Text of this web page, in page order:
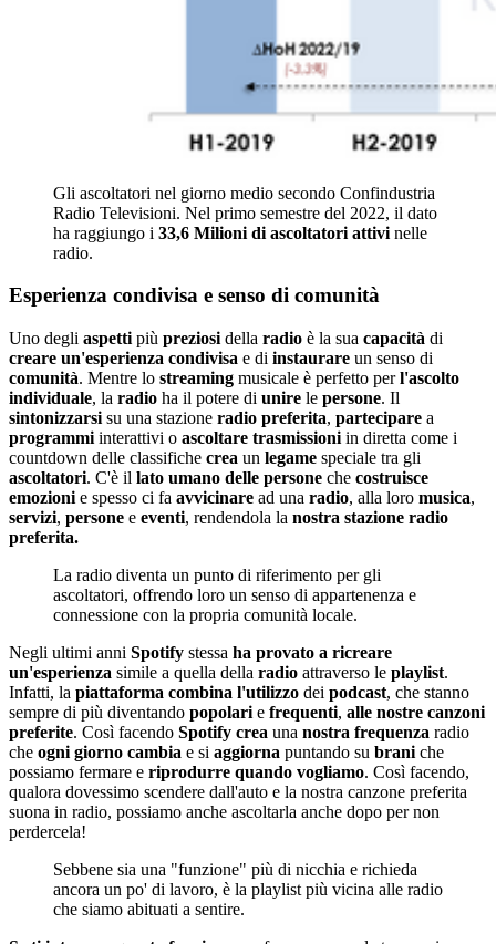
Gli ascoltatori nel giorno medio secondo Confindustria
Radio Televisioni. Nel primo semestre del 2022, il dato
ha raggiungo i 33,6 Milioni di ascoltatori attivi nelle
radio.
Esperienza condivisa e senso di comunità
Uno degli aspetti più preziosi della radio è la sua capacità di
creare un'esperienza condivisa e di instaurare un senso di
comunità. Mentre lo streaming musicale è perfetto perl'ascolto
individuale, la radio ha il potere di unire le persone. Il
sintonizzarsi su una stazione radio preferita, partecipare a
programmi interattivi o ascoltare trasmissioni in diretta come i
countdown delle classifiche crea un legame speciale tra gli
ascoltatori. C'è il lato umano delle persone che costruisce
emozioni e spesso ci fa avvicinare ad una radio, alla loro musica,
servizi, persone e eventi, rendendola la nostra stazione radio
preferita.
La radio diventa un punto di riferimento per gli
ascoltatori, offrendo loro un senso di appartenenza e
connessione con la propria comunità locale.
Negli ultimi anni Spotify stessa ha provato a ricreare
un'esperienza simile a quella della radio attraverso le playlist.
Infatti, la piattaforma combina l'utilizzo dei podcast, che stanno
sempre di più diventando popolari e frequenti, alle nostre canzoni
preferite. Così facendo Spotify crea una nostra frequenza radio
che ogni giorno cambia e si aggiorna puntando su brani che
possiamo fermare e riprodurre quando vogliamo. Così facendo,
qualora dovessimo scendere dall'auto e la nostra canzone preferita
suona in radio, possiamo anche ascoltarla anche dopo per non
perdercela!
Sebbene sia una "funzione" più di nicchia e richieda
ancora un po' di lavoro, è la playlist più vicina alle radio
che siamo abituati a sentire.